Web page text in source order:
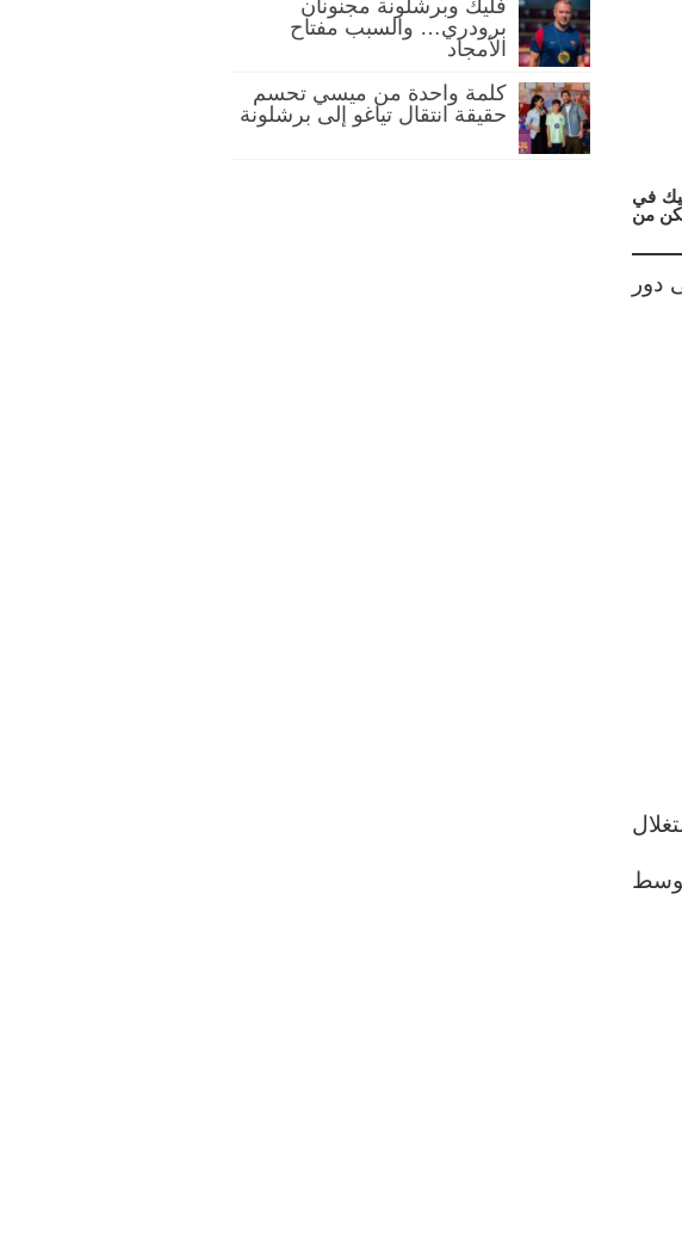
في
من
دور
فليك وبرشلونة مجنونان
برودري… والسبب مفتاح
الأمجاد
كلمة واحدة من ميسي تحسم
حقيقة انتقال تياغو إلى برشلونة